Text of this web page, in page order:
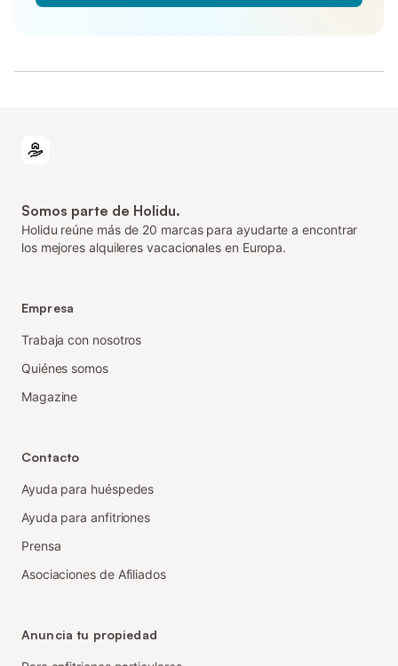
Somos parte de Holidu.
Holidu reúne más de 20 marcas para ayudarte a encontrar
los mejores alquileres vacacionales en Europa.
Empresa
Trabaja con nosotros
Quiénes somos
Magazine
Contacto
Ayuda para huéspedes
Ayuda para anfitriones
Prensa
Asociaciones de Afiliados
Anuncia tu propiedad